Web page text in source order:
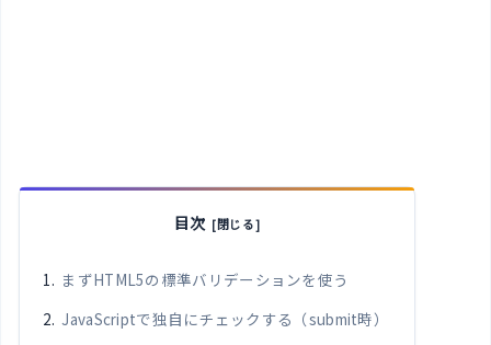
目次
まずHTML5の標準バリデーションを使う
JavaScriptで独自にチェックする（submit時）